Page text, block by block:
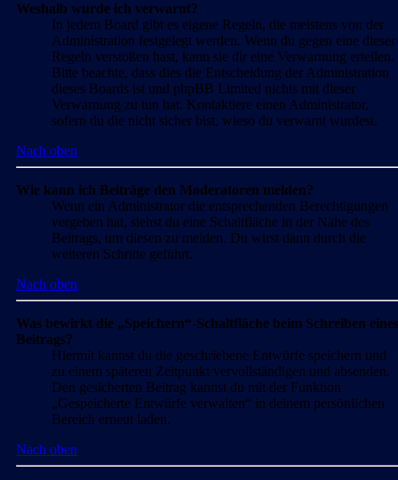
Weshalb wurde ich verwarnt?
In jedem Board gibt es eigene Regeln, die meistens von der
Administration festgelegt werden. Wenn du gegen eine dieser
Regeln verstoßen hast, kann sie dir eine Verwarnung erteilen.
Bitte beachte, dass dies die Entscheidung der Administration
dieses Boards ist und phpBB Limited nichts mit dieser
Verwarnung zu tun hat. Kontaktiere einen Administrator,
sofern du die nicht sicher bist, wieso du verwarnt wurdest.
Nach oben
Wie kann ich Beiträge den Moderatoren melden?
Wenn ein Administrator die entsprechenden Berechtigungen
vergeben hat, siehst du eine Schaltfläche in der Nähe des
Beitrags, um diesen zu melden. Du wirst dann durch die
weiteren Schritte geführt.
Nach oben
Was bewirkt die „Speichern“-Schaltfläche beim Schreiben eines
Beitrags?
Hiermit kannst du die geschriebene Entwürfe speichern und
zu einem späteren Zeitpunkt vervollständigen und absenden.
Den gesicherten Beitrag kannst du mit der Funktion
„Gespeicherte Entwürfe verwalten“ in deinem persönlichen
Bereich erneut laden.
Nach oben